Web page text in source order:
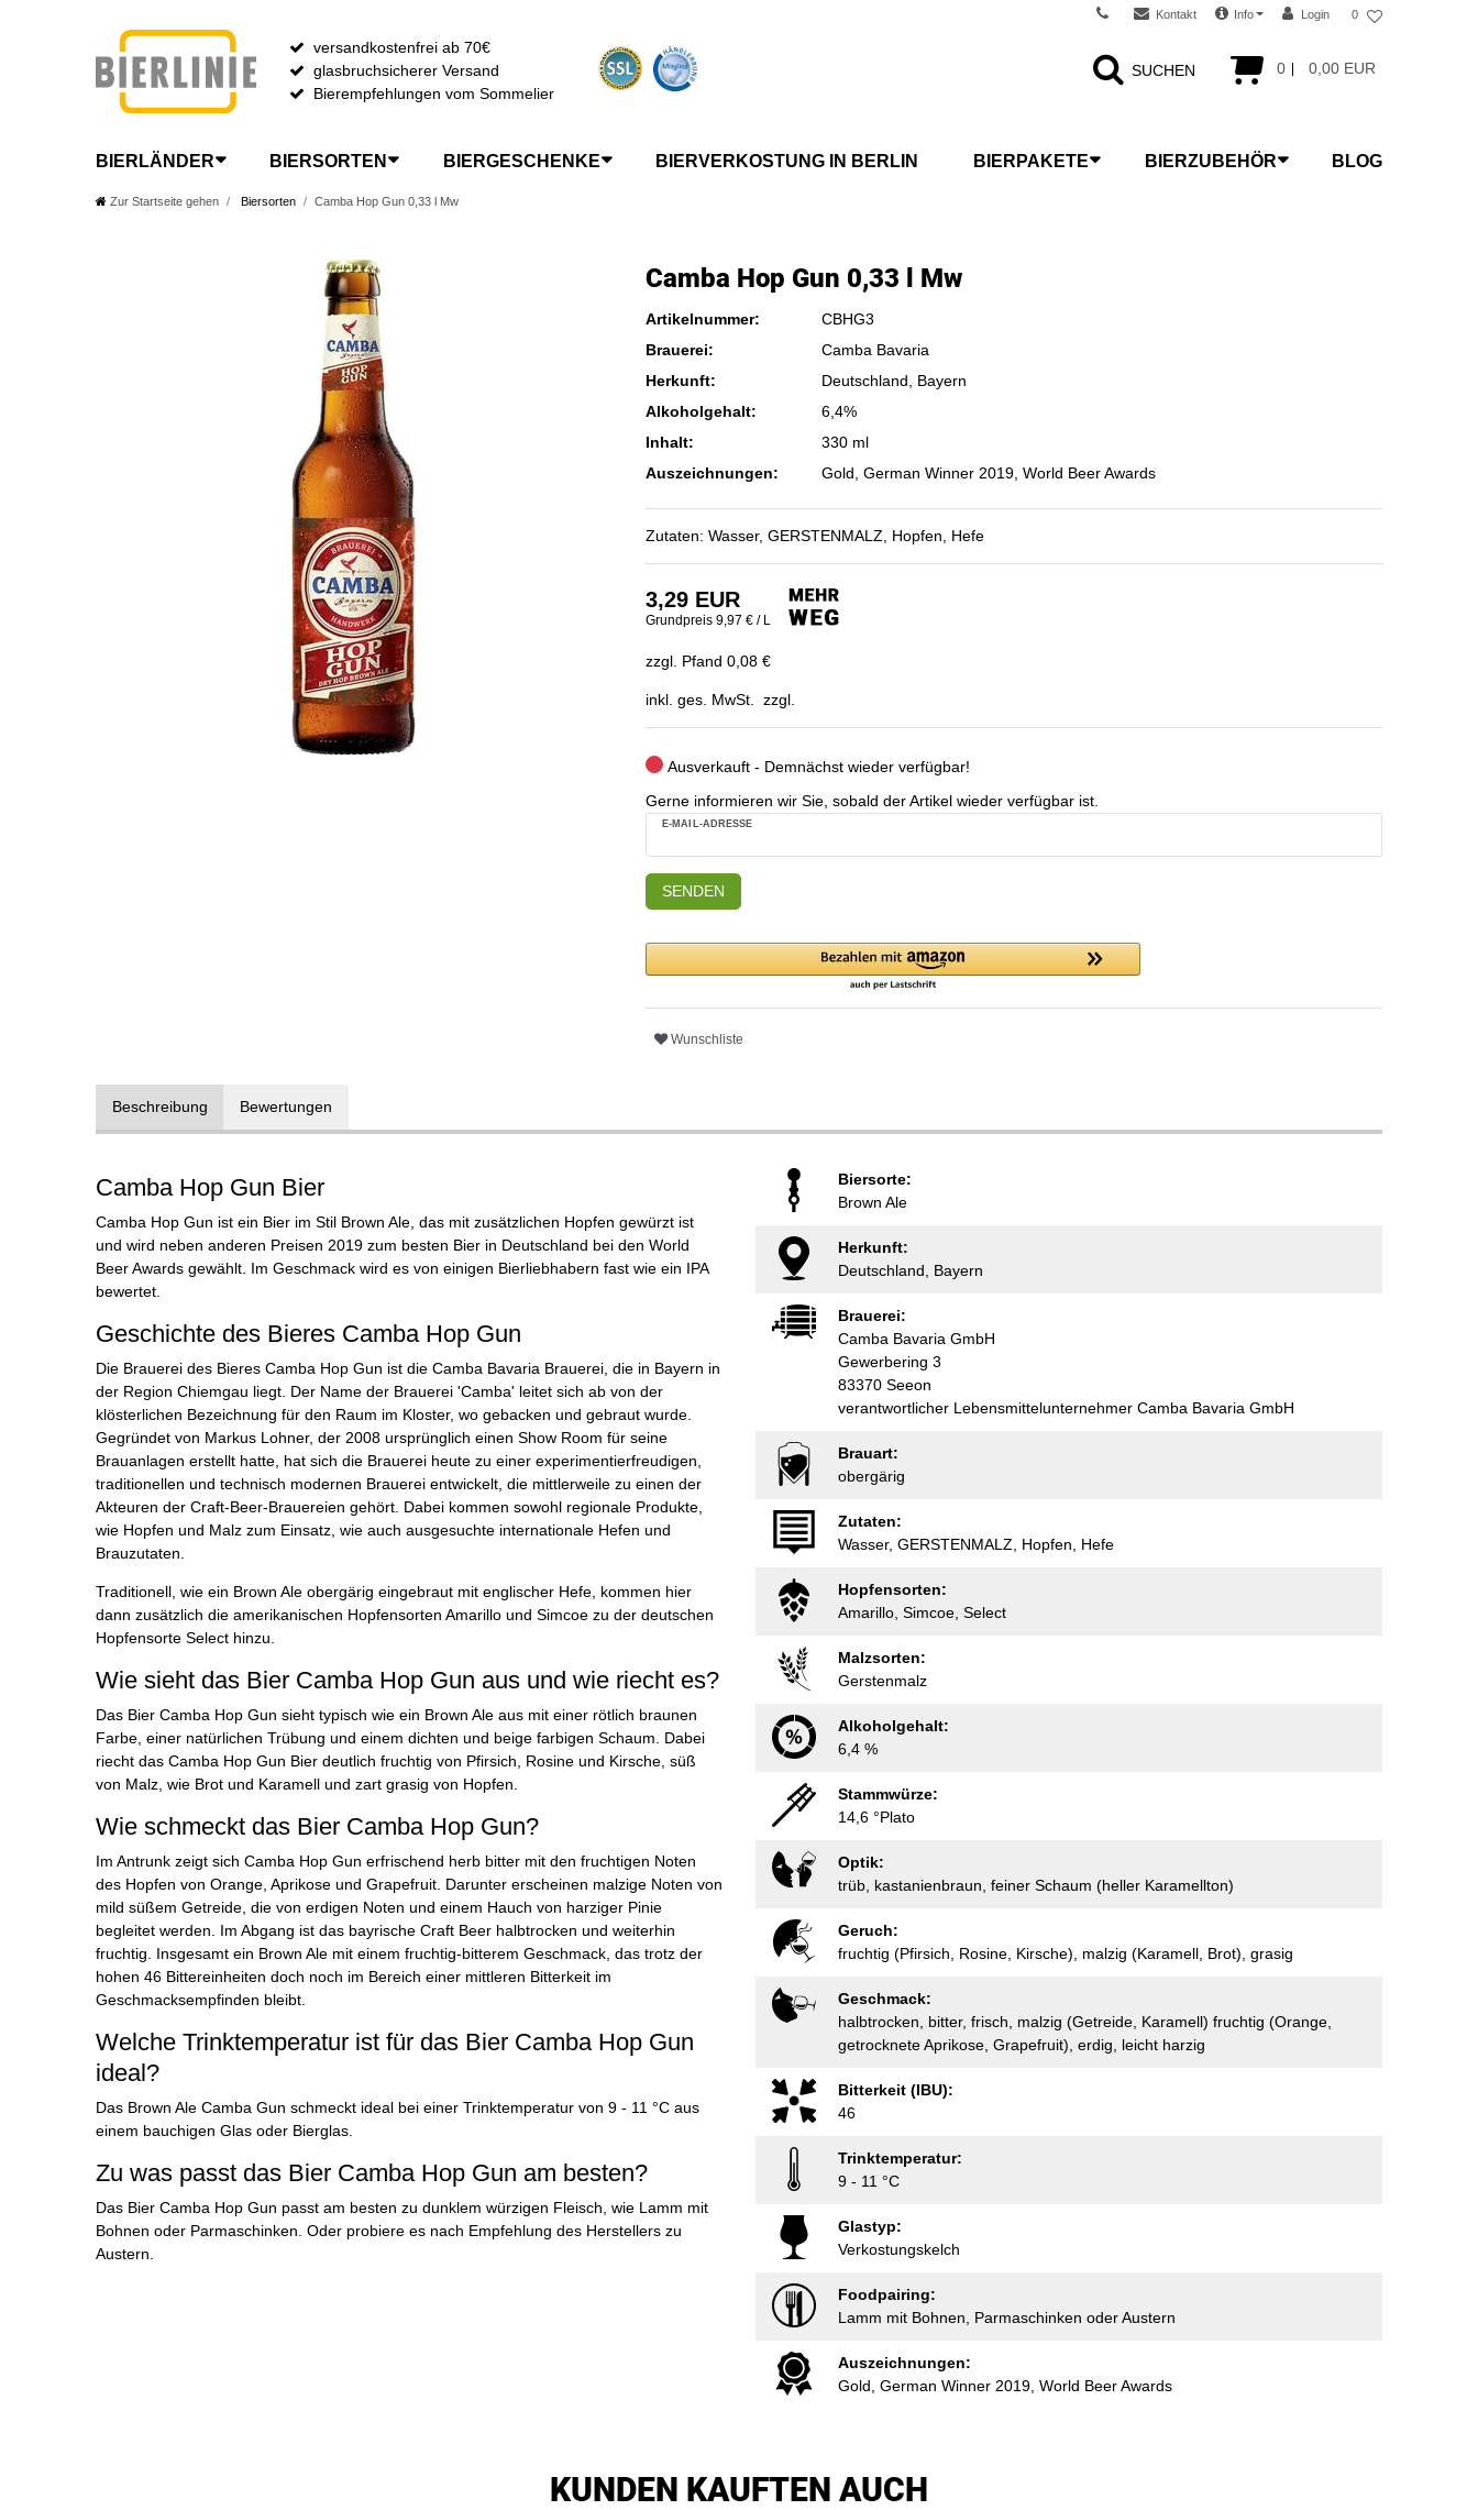
Kontakt Info Login 0
0 0,00 EUR
versandkostenfrei ab 70€
glasbruchsicherer Versand
Bierempfehlungen vom Sommelier
SUCHEN
BIERLÄNDER BIERSORTEN BIERGESCHENKE BIERVERKOSTUNG IN BERLIN BIERPAKETE BIERZUBEHÖR BLOG
Zur Startseite gehen Biersorten Camba Hop Gun 0,33 l Mw
Camba Hop Gun 0,33 l Mw
Artikelnummer:
CBHG3
Brauerei:
Camba Bavaria
Herkunft:
Deutschland, Bayern
Alkoholgehalt:
6,4%
Inhalt:
330 ml
Auszeichnungen:
Gold, German Winner 2019, World Beer Awards
Zutaten: Wasser, GERSTENMALZ, Hopfen, Hefe
3,29 EUR
Grundpreis 9,97 € / L
zzgl. Pfand 0,08 €
inkl. ges. MwSt. zzgl.
Ausverkauft - Demnächst wieder verfügbar!
Gerne informieren wir Sie, sobald der Artikel wieder verfügbar ist.
E-MAIL-ADRESSE
SENDEN
Wunschliste
Beschreibung Bewertungen
Camba Hop Gun Bier
Camba Hop Gun ist ein Bier im Stil Brown Ale, das mit zusätzlichen Hopfen gewürzt ist
und wird neben anderen Preisen 2019 zum besten Bier in Deutschland bei den World
Beer Awards gewählt. Im Geschmack wird es von einigen Bierliebhabern fast wie ein IPA
bewertet.
Geschichte des Bieres Camba Hop Gun
Die Brauerei des Bieres Camba Hop Gun ist die Camba Bavaria Brauerei, die in Bayern in
der Region Chiemgau liegt. Der Name der Brauerei 'Camba' leitet sich ab von der
klösterlichen Bezeichnung für den Raum im Kloster, wo gebacken und gebraut wurde.
Gegründet von Markus Lohner, der 2008 ursprünglich einen Show Room für seine
Brauanlagen erstellt hatte, hat sich die Brauerei heute zu einer experimentierfreudigen,
traditionellen und technisch modernen Brauerei entwickelt, die mittlerweile zu einen der
Akteuren der Craft-Beer-Brauereien gehört. Dabei kommen sowohl regionale Produkte,
wie Hopfen und Malz zum Einsatz, wie auch ausgesuchte internationale Hefen und
Brauzutaten.
Traditionell, wie ein Brown Ale obergärig eingebraut mit englischer Hefe, kommen hier
dann zusätzlich die amerikanischen Hopfensorten Amarillo und Simcoe zu der deutschen
Hopfensorte Select hinzu.
Wie sieht das Bier Camba Hop Gun aus und wie riecht es?
Das Bier Camba Hop Gun sieht typisch wie ein Brown Ale aus mit einer rötlich braunen
Farbe, einer natürlichen Trübung und einem dichten und beige farbigen Schaum. Dabei
riecht das Camba Hop Gun Bier deutlich fruchtig von Pfirsich, Rosine und Kirsche, süß
von Malz, wie Brot und Karamell und zart grasig von Hopfen.
Wie schmeckt das Bier Camba Hop Gun?
Im Antrunk zeigt sich Camba Hop Gun erfrischend herb bitter mit den fruchtigen Noten
des Hopfen von Orange, Aprikose und Grapefruit. Darunter erscheinen malzige Noten von
mild süßem Getreide, die von erdigen Noten und einem Hauch von harziger Pinie
begleitet werden. Im Abgang ist das bayrische Craft Beer halbtrocken und weiterhin
fruchtig. Insgesamt ein Brown Ale mit einem fruchtig-bitterem Geschmack, das trotz der
hohen 46 Bittereinheiten doch noch im Bereich einer mittleren Bitterkeit im
Geschmacksempfinden bleibt.
Welche Trinktemperatur ist für das Bier Camba Hop Gun
ideal?
Das Brown Ale Camba Gun schmeckt ideal bei einer Trinktemperatur von 9 - 11 °C aus
einem bauchigen Glas oder Bierglas.
Zu was passt das Bier Camba Hop Gun am besten?
Das Bier Camba Hop Gun passt am besten zu dunklem würzigen Fleisch, wie Lamm mit
Bohnen oder Parmaschinken. Oder probiere es nach Empfehlung des Herstellers zu
Austern.
Biersorte:
Brown Ale
Herkunft:
Deutschland, Bayern
Brauerei:
Camba Bavaria GmbH
Gewerbering 3
83370 Seeon
verantwortlicher Lebensmittelunternehmer Camba Bavaria GmbH
Brauart:
obergärig
Zutaten:
Wasser, GERSTENMALZ, Hopfen, Hefe
Hopfensorten:
Amarillo, Simcoe, Select
Malzsorten:
Gerstenmalz
Alkoholgehalt:
6,4 %
Stammwürze:
14,6 °Plato
Optik:
trüb, kastanienbraun, feiner Schaum (heller Karamellton)
Geruch:
fruchtig (Pfirsich, Rosine, Kirsche), malzig (Karamell, Brot), grasig
Geschmack:
halbtrocken, bitter, frisch, malzig (Getreide, Karamell) fruchtig (Orange,
getrocknete Aprikose, Grapefruit), erdig, leicht harzig
Bitterkeit (IBU):
46
Trinktemperatur:
9 - 11 °C
Glastyp:
Verkostungskelch
Foodpairing:
Lamm mit Bohnen, Parmaschinken oder Austern
Auszeichnungen:
Gold, German Winner 2019, World Beer Awards
KUNDEN KAUFTEN AUCH